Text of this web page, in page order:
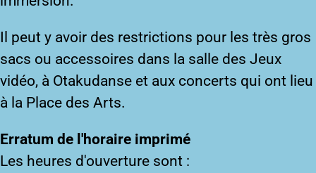
Il peut y avoir des restrictions pour les très gros
sacs ou accessoires dans la salle des Jeux
vidéo, à Otakudanse et aux concerts qui ont lieu
à la Place des Arts.
Erratum de l'horaire imprimé
Les heures d'ouverture sont :